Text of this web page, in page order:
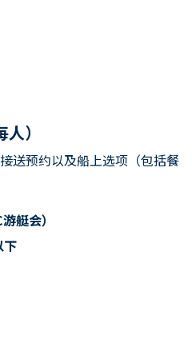
）
送预约以及船上选项（包括餐
艇会）
下